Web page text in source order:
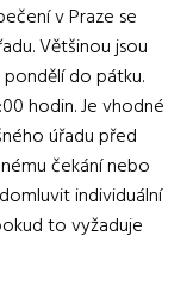
v Praze se
Většinou jsou
do pátku.
hodin. Je vhodné
úřadu před
čekání nebo
individuální
to vyžaduje